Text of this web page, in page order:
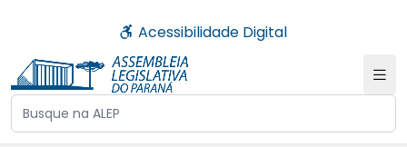
Acessibilidade Digital
Buscar no site da ALEP